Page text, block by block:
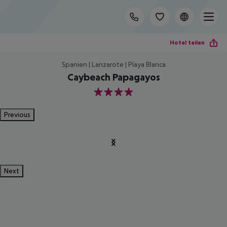
Hotel teilen
Spanien | Lanzarote | Playa Blanca
Caybeach Papagayos
4
Previous
Next